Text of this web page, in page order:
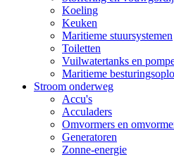
Koeling
Keuken
Maritieme stuursystemen
Toiletten
Vuilwatertanks en
Maritieme
Stroom onderweg
Accu's
Acculaders
Omvormers en
Generatoren
Zonne-energie